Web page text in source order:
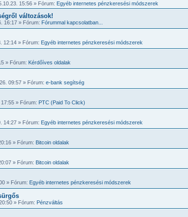
15:56 » Fórum: Egyéb internetes pénzkeresési módszerek
változások!
16:17 » Fórum: Fórummal kapcsolatban...
12:14 » Fórum: Egyéb internetes pénzkeresési módszerek
» Fórum: Kérdőíves oldalak
09:57 » Fórum: e-bank segítség
» Fórum: PTC (Paid To Click)
14:27 » Fórum: Egyéb internetes pénzkeresési módszerek
» Fórum: Bitcoin oldalak
» Fórum: Bitcoin oldalak
» Fórum: Egyéb internetes pénzkeresési módszerek
» Fórum: Pénzváltás